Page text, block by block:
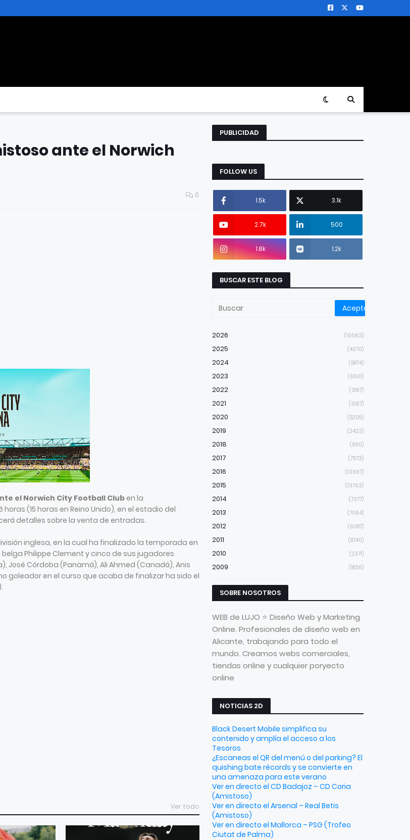
ante el Norwich
0
el Norwich City Football Club en la
(15 horas en Reino Unido), en el estadio del
detalles sobre la venta de entradas.
inglesa, en la cual ha finalizado la temporada en
Philippe Clement y cinco de sus jugadores
José Córdoba (Panamá), Ali Ahmed (Canadá), Anis
goleador en el curso que acaba de finalizar ha sido el
Ver todo
PUBLICIDAD
FOLLOW US
1.5k 3.1k
2.7k 500
1.8k 1.2k
BUSCAR ESTE BLOG
2026 (10063)
2025 (4070)
2024 (5874)
2023 (6601)
2022 (3197)
2021 (3167)
2020 (5209)
2019 (2423)
2018 (6110)
2017 (7573)
2016 (13667)
2015 (13763)
2014 (7377)
2013 (7064)
2012 (6087)
2011 (8740)
2010 (2371)
2009 (1836)
SOBRE NOSOTROS
WEB de LUJO ⭐ Diseño Web y Marketing
Online. Profesionales de diseño web en
Alicante, trabajando para todo el
mundo. Creamos webs comerciales,
tiendas online y cualquier poryecto
online
NOTICIAS 2D
Black Desert Mobile simplifica su
contenido y amplía el acceso a los
Tesoros
¿Escaneas el QR del menú o del parking? El
quishing bate récords y se convierte en
una amenaza para este verano
Ver en directo el CD Badajoz – CD Coria
(Amistoso)
Ver en directo el Arsenal – Real Betis
(Amistoso)
Ver en directo el Mallorca – PSG (Trofeo
Ciutat de Palma)